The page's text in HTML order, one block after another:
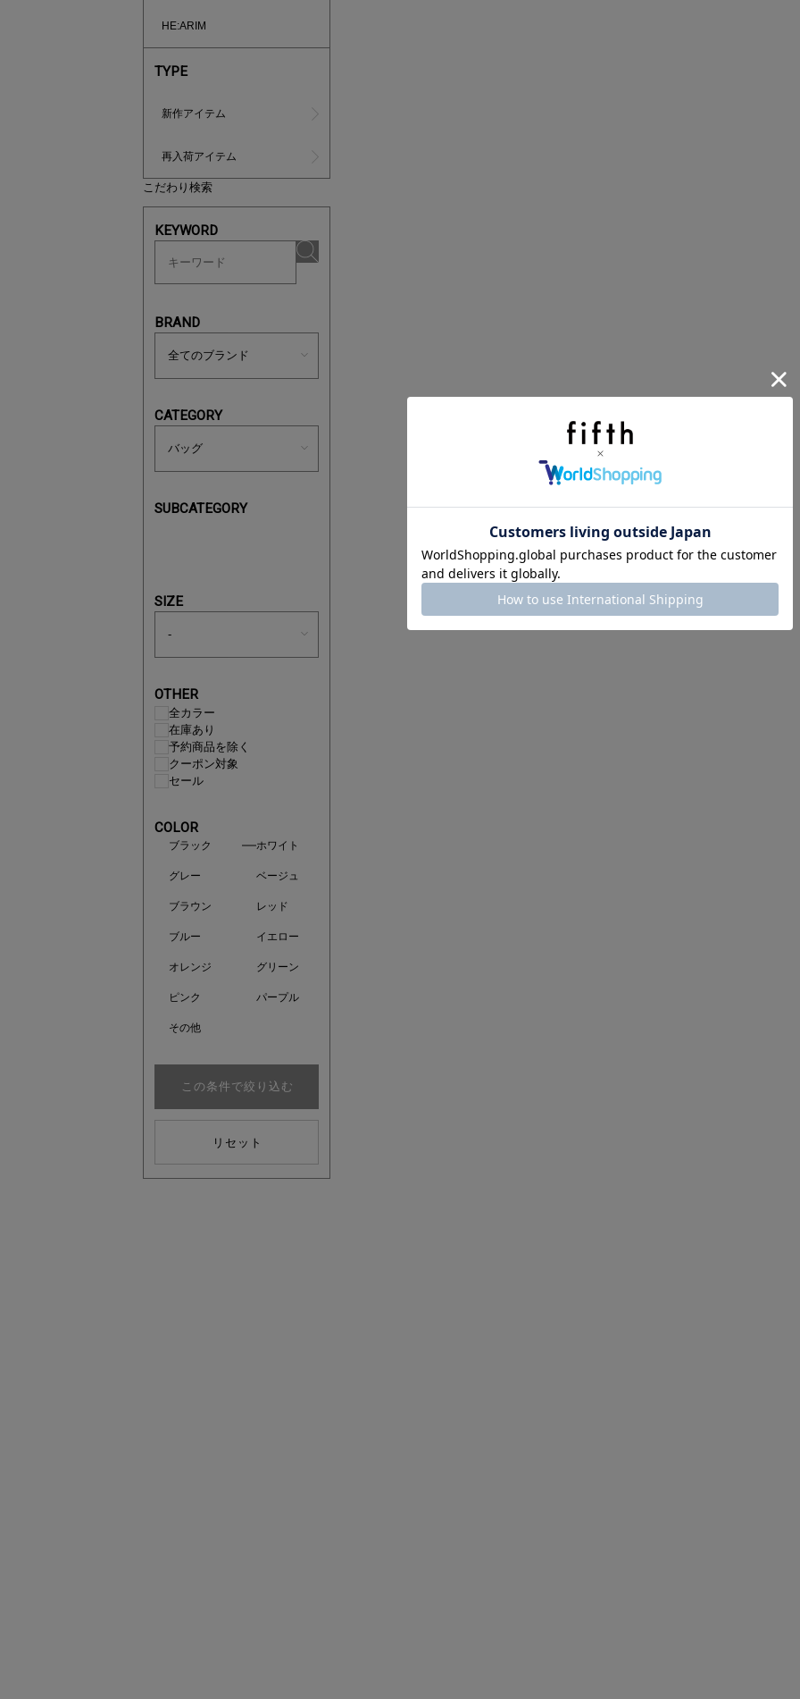
HE:ARIM
TYPE
新作アイテム
再入荷アイテム
こだわり検索
KEYWORD
BRAND
CATEGORY
SUBCATEGORY
SIZE
OTHER
全カラー
在庫あり
予約商品を除く
クーポン対象
セール
COLOR
ブラック ホワイト
グレー ベージュ
ブラウン レッド
ブルー イエロー
オレンジ グリーン
ピンク パープル
その他
この条件で絞り込む
リセット